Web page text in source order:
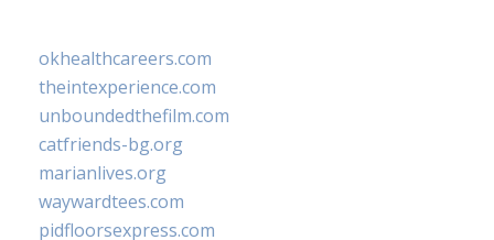
okhealthcareers.com
theintexperience.com
unboundedthefilm.com
catfriends-bg.org
marianlives.org
waywardtees.com
pidfloorsexpress.com